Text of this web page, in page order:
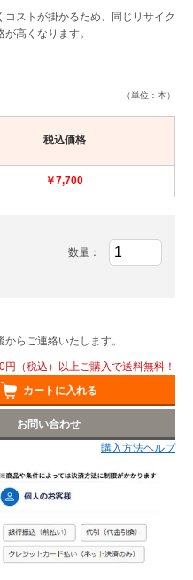
ストが掛かるため、同じリサイク
高くなります。
（単位：本）
税込価格
￥7,700
数量：
らご連絡いたします。
円（税込）以上ご購入で送料無料！
カートに入れる
お問い合わせ
購入方法ヘルプ